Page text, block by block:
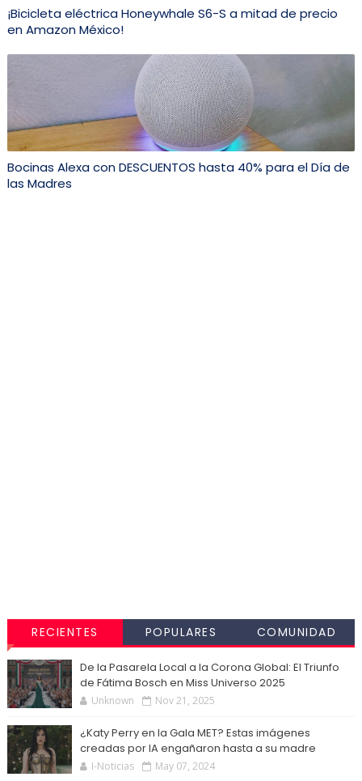
¡Bicicleta eléctrica Honeywhale S6-S a mitad de precio
en Amazon México!
Bocinas Alexa con DESCUENTOS hasta 40% para el Día de
las Madres
RECIENTES POPULARES COMUNIDAD
De la Pasarela Local a la Corona Global: El Triunfo
de Fátima Bosch en Miss Universo 2025
Unknown Nov 21, 2025
¿Katy Perry en la Gala MET? Estas imágenes
creadas por IA engañaron hasta a su madre
I-Noticias May 07, 2024